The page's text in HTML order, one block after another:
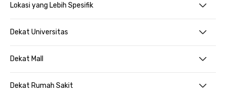
Lokasi yang Lebih Spesifik
Dekat Universitas
Dekat Mall
Dekat Rumah Sakit